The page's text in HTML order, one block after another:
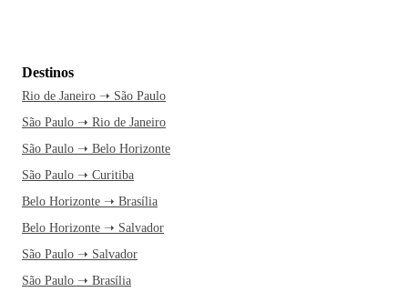
Destinos
Rio de Janeiro ➝ São Paulo
São Paulo ➝ Rio de Janeiro
São Paulo ➝ Belo Horizonte
São Paulo ➝ Curitiba
Belo Horizonte ➝ Brasília
Belo Horizonte ➝ Salvador
São Paulo ➝ Salvador
São Paulo ➝ Brasília